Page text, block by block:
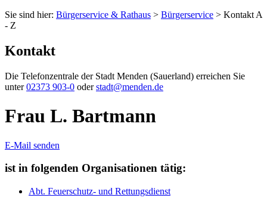
Sie sind hier: Bürgerservice & Rathaus > Bürgerservice > Kontakt A
- Z
Kontakt
Die Telefonzentrale der Stadt Menden (Sauerland) erreichen Sie
unter02373 903-0 oderstadt@menden.de
Frau L. Bartmann
E-Mail senden
ist in folgenden Organisationen tätig:
Abt. Feuerschutz- und Rettungsdienst